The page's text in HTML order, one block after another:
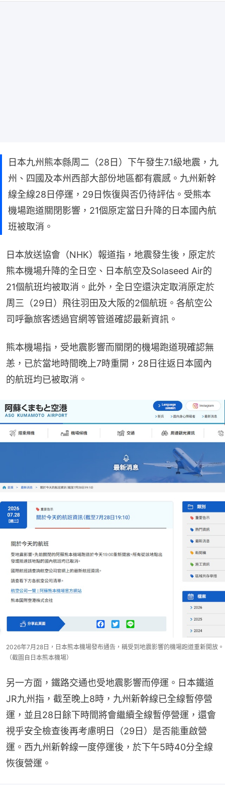
日本九州熊本縣周二（28日）下午發生7.1級地震，九
州、四國及本州西部大部份地區都有震感。九州新幹
線全線28日停運，29日恢復與否仍待評估。受熊本
機場跑道關閉影響，21個原定當日升降的日本國內航
班被取消。
日本放送協會（NHK）報道指，地震發生後，原定於
熊本機場升降的全日空、日本航空及Solaseed Air的
21個航班均被取消。此外，全日空還決定取消原定於
周三（29日）飛往羽田及大阪的2個航班。各航空公
司呼籲旅客透過官網等管道確認最新資訊。
熊本機場指，受地震影響而關閉的機場跑道現確認無
恙，已於當地時間晚上7時重開，28日往返日本國內
的航班均已被取消。
2026年7月28日，日本熊本機場發布通告，稱受到地震影響的機場跑道重新開放。
（截圖自日本熊本機場）
另一方面，鐵路交通也受地震影響而停運。日本鐵道
JR九州指，截至晚上8時，九州新幹線已全線暫停營
運，並且28日餘下時間將會繼續全線暫停營運，還會
視乎安全檢查後再考慮明日（29日）是否能重啟營
運。西九州新幹線一度停運後，於下午5時40分全線
恢復營運。